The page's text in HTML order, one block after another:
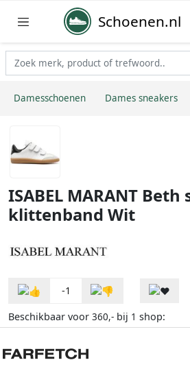
Schoenen.nl
Damesschoenen Dames sneakers
ISABEL MARANT
klittenband Wit
-1
Beschikbaar voor 360,- bij 1 shop: